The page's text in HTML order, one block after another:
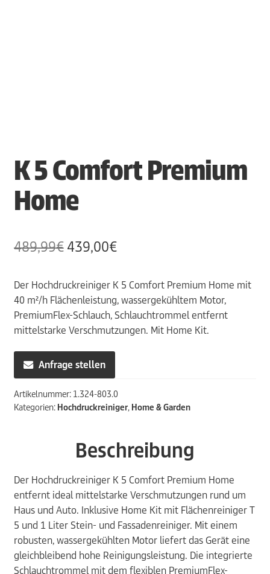
K 5 Comfort Premium
Home
489,99€ Ursprünglicher
war:
489,99€
439,00€Aktueller
ist:
439,00€.
Der Hochdruckreiniger K 5 Comfort Premium Home mit
40 m²/h Flächenleistung, wassergekühltem Motor,
PremiumFlex-Schlauch, Schlauchtrommel entfernt
mittelstarke Verschmutzungen. Mit Home Kit.
Anfrage stellen
Artikelnummer: 1.324-803.0
Kategorien: Hochdruckreiniger, Home & Garden
Beschreibung
Der Hochdruckreiniger K 5 Comfort Premium Home
entfernt ideal mittelstarke Verschmutzungen rund um
Haus und Auto. Inklusive Home Kit mit Flächenreiniger T
5 und 1 Liter Stein- und Fassadenreiniger. Mit einem
robusten, wassergekühlten Motor liefert das Gerät eine
gleichbleibend hohe Reinigungsleistung. Die integrierte
Schlauchtrommel mit dem flexiblen PremiumFlex-